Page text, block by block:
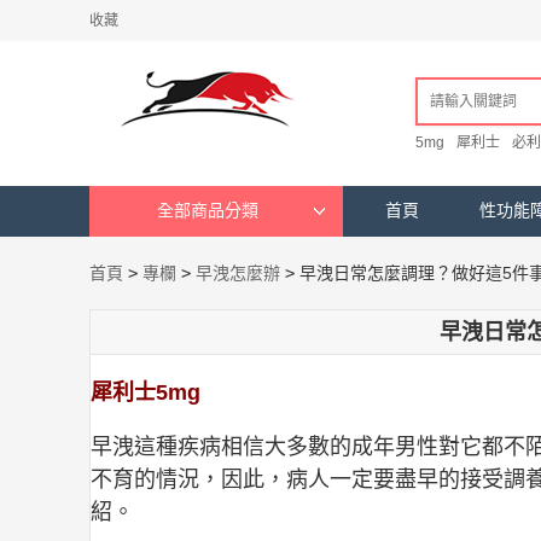
收藏
5mg 犀利士 必
全部商品分類 首頁 性功能
首頁 > 專欄 > 早洩怎麼辦 > 早洩日常怎麼調理？做好這5件
早洩日常
犀利士5mg
早洩這種疾病相信大多數的成年男性對它都不
不育的情況，因此，病人一定要盡早的接受調
紹。